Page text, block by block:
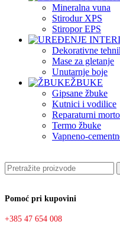
Mineralna vuna
Stirodur XPS
Stiropor EPS
Dekorativne
Mase za gletanje
Unutarnje boje
ŽBUKE
Gipsane žbuke
Kutnici i vodilice
Reparaturni
Termo žbuke
Vapneno-
Pomoć pri kupovini
+385 47 654 008